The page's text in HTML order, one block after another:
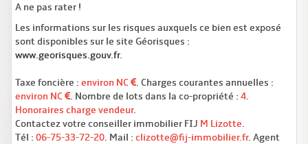
A ne pas rater !
Les informations sur les risques auxquels ce bien est exposé
sont disponibles sur le site Géorisques :
www.georisques.gouv.fr.
Taxe foncière : environ NC
. Charges courantes annuelles :
environ NC
. Nombre de lots dans la co-propriété : 4.
Honoraires charge vendeur.
Contactez votre conseiller immobilier FIJ M Lizotte.
Tél : 06-75-33-72-20. Mail : clizotte@fij-immobilier.fr. Agent